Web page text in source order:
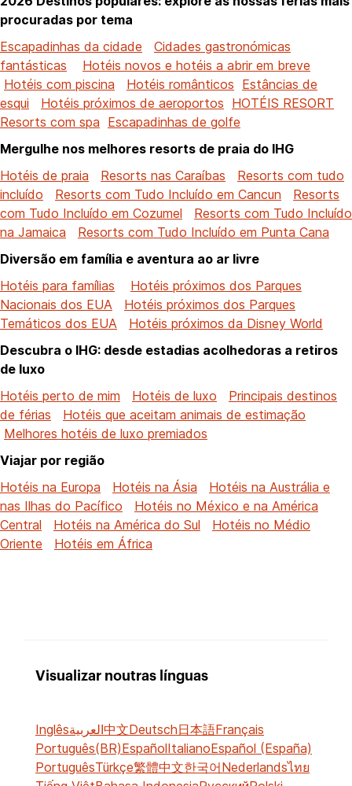
procuradas por tema
Escapadinhas da cidade
Cidades gastronómicas
fantásticas
Hotéis novos e hotéis a abrir em breve
Hotéis com piscina
Hotéis românticos Estâncias de
esqui
Hotéis próximos de aeroportos HOTÉIS RESORT
Resorts com spa Escapadinhas de golfe
Mergulhe nos melhores resorts de praia do IHG
Hotéis de praia
Resorts nas Caraíbas
Resorts com tudo
incluído
Resorts com Tudo Incluído em Cancun
Resorts
com Tudo Incluído em Cozumel
Resorts com Tudo Incluído
na Jamaica
Resorts com Tudo Incluído em Punta Cana
Diversão em família e aventura ao ar livre
Hotéis para famílias
Hotéis próximos dos Parques
Nacionais dos EUA
Hotéis próximos dos Parques
Temáticos dos EUA
Hotéis próximos da Disney World
Descubra o IHG: desde estadias acolhedoras a retiros
de luxo
Hotéis perto de mim
Hotéis de luxo
Principais destinos
de férias
Hotéis que aceitam animais de estimação
Melhores hotéis de luxo premiados
Viajar por região
Hotéis na Europa
Hotéis na Ásia
Hotéis na Austrália e
nas Ilhas do Pacífico
Hotéis no México e na América
Central
Hotéis na América do Sul
Hotéis no Médio
Oriente
Hotéis em África
Visualizar noutras línguas
Inglêsالعربية中文Deutsch日本語Français
Português(BR)EspañolItalianoEspañol (España)
PortuguêsTürkçe繁體中文한국어Nederlandsไทย